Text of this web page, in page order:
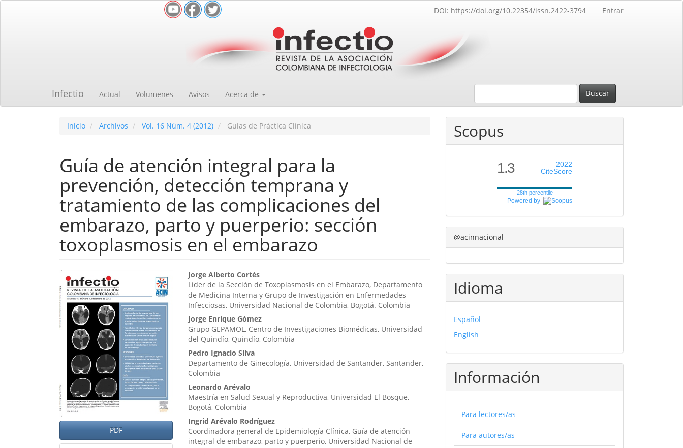
DOI: https://doi.org/10.22354/issn.2422-3794 Entrar
Infectio Actual Volumenes Avisos Acerca de Buscar
Inicio Archivos Vol. 16 Núm. 4 (2012) Guias de Práctica Clínica
Guía de atención integral para la
prevención, detección temprana y
tratamiento de las complicaciones del
embarazo, parto y puerperio: sección
toxoplasmosis en el embarazo
Barra
lateral
del
artículo
PDF
Contenido
principal
del
artículo
Jorge Alberto Cortés
Líder de la Sección de Toxoplasmosis en el Embarazo, Departamento
de Medicina Interna y Grupo de Investigación en Enfermedades
Infecciosas, Universidad Nacional de Colombia, Bogotá. Colombia
Jorge Enrique Gómez
Grupo GEPAMOL, Centro de Investigaciones Biomédicas, Universidad
del Quindío, Quindío, Colombia
Pedro Ignacio Silva
Departamento de Ginecología, Universidad de Santander, Santander,
Colombia
Leonardo Arévalo
Maestría en Salud Sexual y Reproductiva, Universidad El Bosque,
Bogotá, Colombia
Ingrid Arévalo Rodríguez
Coordinadora general de Epidemiología Clínica, Guía de atención
integral de embarazo, parto y puerperio, Universidad Nacional de
Scopus
1.3
2022
CiteScore
28th percentile
Powered by
@acinnacional
Idioma
Español
English
Información
Para lectores/as
Para autores/as